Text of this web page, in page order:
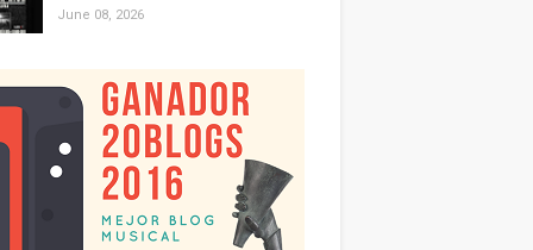
June 08, 2026